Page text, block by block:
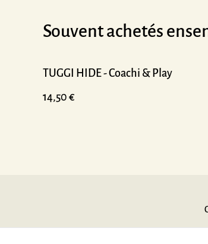
Souvent achetés
TUGGI HIDE - Coachi & Play
14,50 €